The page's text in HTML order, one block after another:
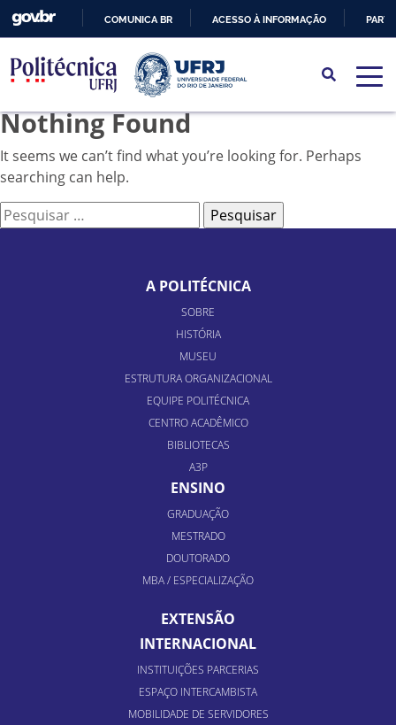
PARA
O
CONTEÚDO
COMUNICA BR ACESSO À INFORMAÇÃO
Nothing Found
It seems we can’t find what you’re looking for. Perhaps
searching can help.
Pesquisar
por:
A POLITÉCNICA
SOBRE
HISTÓRIA
MUSEU
ESTRUTURA ORGANIZACIONAL
EQUIPE POLITÉCNICA
CENTRO ACADÊMICO
BIBLIOTECAS
A3P
ENSINO
GRADUAÇÃO
MESTRADO
DOUTORADO
MBA / ESPECIALIZAÇÃO
EXTENSÃO
INTERNACIONAL
INSTITUIÇÕES PARCERIAS
ESPAÇO INTERCAMBISTA
MOBILIDADE DE SERVIDORES